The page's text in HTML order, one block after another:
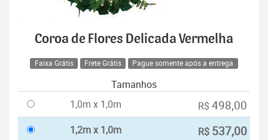
Coroa de Flores Delicada Vermelha
Faixa Grátis Frete Grátis Pague somente após a entrega
Tamanhos
1,0m x 1,0m
R$ 498,00
1,2m x 1,0m R$ 537,00